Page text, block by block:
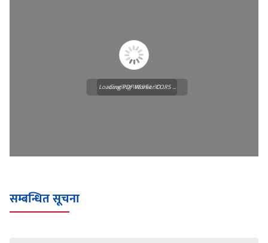
Loading WEBGL 3D ...
Loading PDF Worker CORS ...
सम्बन्धित सूचना